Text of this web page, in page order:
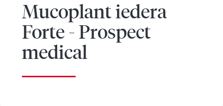
Mucoplant iedera
Forte - Prospect
medical